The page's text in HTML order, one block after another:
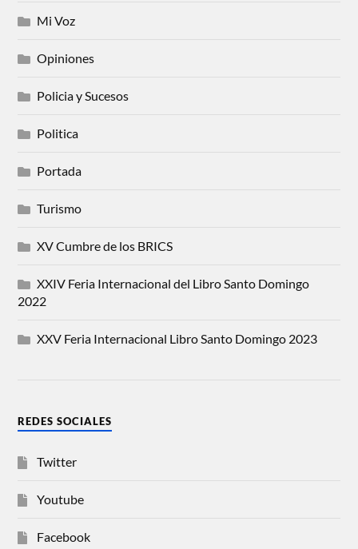
Mi Voz
Opiniones
Policia y Sucesos
Politica
Portada
Turismo
XV Cumbre de los BRICS
XXIV Feria Internacional del Libro Santo Domingo
2022
XXV Feria Internacional Libro Santo Domingo 2023
REDES SOCIALES
Twitter
Youtube
Facebook